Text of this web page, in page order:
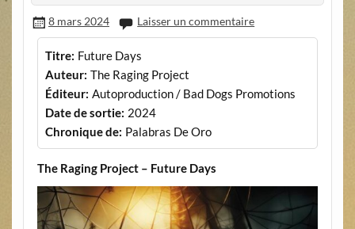
8 mars 2024 Laisser un commentaire
Titre: Future Days
Auteur: The Raging Project
Éditeur: Autoproduction / Bad Dogs Promotions
Date de sortie: 2024
Chronique de: Palabras De Oro
The Raging Project – Future Days